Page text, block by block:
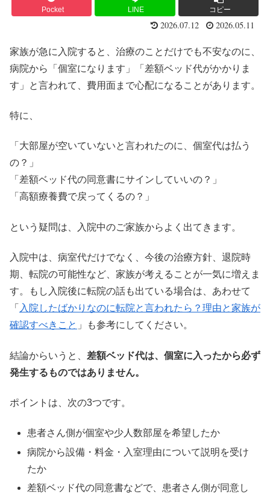
Pocket LINE コピー
2026.07.12 2026.05.11
家族が急に入院すると、治療のことだけでも不安なのに、
病院から「個室になります」「差額ベッド代がかかりま
す」と言われて、費用面まで心配になることがあります。
特に、
「大部屋が空いていないと言われたのに、個室代は払う
の？」
「差額ベッド代の同意書にサインしていいの？」
「高額療養費で戻ってくるの？」
という疑問は、入院中のご家族からよく出てきます。
入院中は、病室代だけでなく、今後の治療方針、退院時
期、転院の可能性など、家族が考えることが一気に増えま
す。もし入院後に転院の話も出ている場合は、あわせて
「 入院したばかりなのに転院と言われたら？理由と家族が
確認すべきこと 」も参考にしてください。
結論からいうと、 差額ベッド代は、個室に入ったから必ず
発生するものではありません。
ポイントは、次の3つです。
患者さん側が個室や少人数部屋を希望したか
病院から設備・料金・入室理由について説明を受け
たか
差額ベッド代の同意書などで、患者さん側が同意し